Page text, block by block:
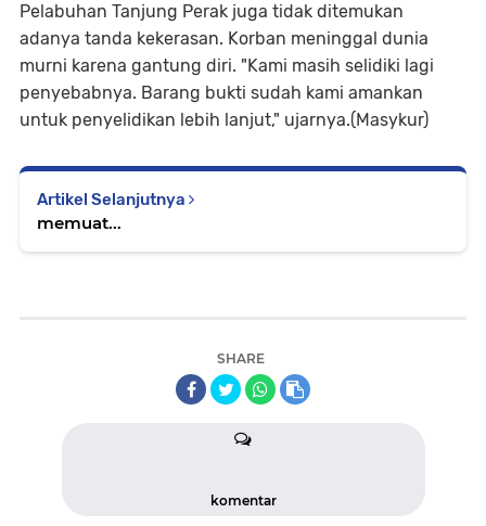
Pelabuhan Tanjung Perak juga tidak ditemukan
adanya tanda kekerasan. Korban meninggal dunia
murni karena gantung diri. "Kami masih selidiki lagi
penyebabnya. Barang bukti sudah kami amankan
untuk penyelidikan lebih lanjut," ujarnya.(Masykur)
Artikel Selanjutnya
memuat...
SHARE
komentar